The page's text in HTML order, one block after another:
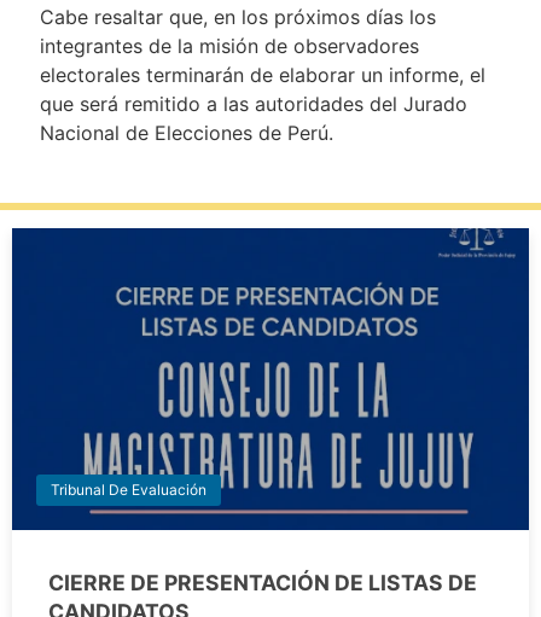
Cabe resaltar que, en los próximos días los
integrantes de la misión de observadores
electorales terminarán de elaborar un informe, el
que será remitido a las autoridades del Jurado
Nacional de Elecciones de Perú.
Tribunal De Evaluación
CIERRE DE PRESENTACIÓN DE LISTAS DE
CANDIDATOS